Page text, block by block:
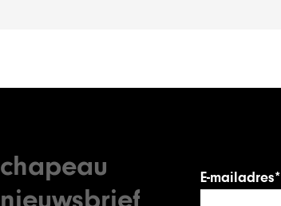
chapeau
nieuwsbrief
E-mailadres*